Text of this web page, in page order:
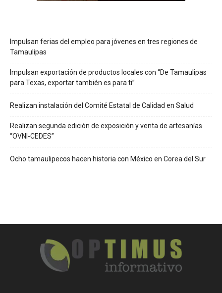
Impulsan ferias del empleo para jóvenes en tres regiones de
Tamaulipas
Impulsan exportación de productos locales con “De Tamaulipas
para Texas, exportar también es para ti”
Realizan instalación del Comité Estatal de Calidad en Salud
Realizan segunda edición de exposición y venta de artesanías
“OVNI-CEDES”
Ocho tamaulipecos hacen historia con México en Corea del Sur